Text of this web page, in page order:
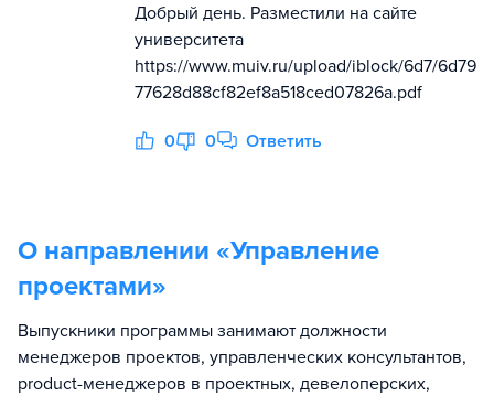
Добрый день. Разместили на сайте
университета
https://www.muiv.ru/upload/iblock/6d7/6d79
77628d88cf82ef8a518ced07826a.pdf
0 0 Ответить
О направлении «Управление
проектами»
Выпускники программы занимают должности
менеджеров проектов, управленческих консультантов,
product-менеджеров в проектных, девелоперских,